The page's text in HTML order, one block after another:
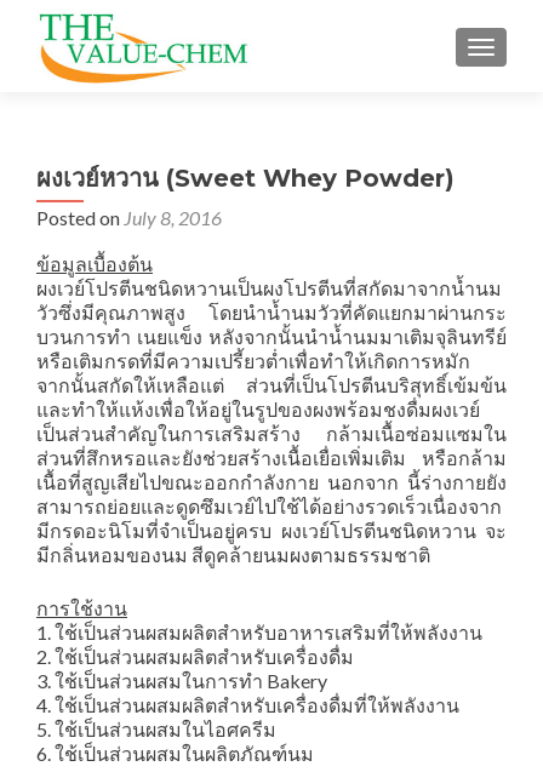
ผงเวย์หวาน (Sweet Whey Powder)
Posted on July 8, 2016
ข้อมูลเบื้องต้น
ผงเวย์โปรตีนชนิดหวานเป็นผงโปรตีนที่สกัดมาจากน้ำนม
วัวซึ่งมีคุณภาพสูง โดยนําน้ำนมวัวที่คัดแยกมาผ่านกระ
บวนการทํา เนยแข็ง หลังจากนั้นนําน้ำนมมาเติมจุลินทรีย์
หรือเติมกรดที่มีความเปรี้ยวต่ำเพื่อทําให้เกิดการหมัก
จากนั้นสกัดให้เหลือแต่ ส่วนที่เป็นโปรตีนบริสุทธิ์เข้มข้น
และทําให้แห้งเพื่อให้อยู่ในรูปของผงพร้อมชงดื่มผงเวย์
เป็นส่วนสําคัญในการเสริมสร้าง กล้ามเนื้อซ่อมแซมใน
ส่วนที่สึกหรอและยังช่วยสร้างเนื้อเยื่อเพิ่มเติม หรือกล้าม
เนื้อที่สูญเสียไปขณะออกกําลังกาย นอกจาก นี้ร่างกายยัง
สามารถย่อยและดูดซึมเวย์ไปใช้ได้อย่างรวดเร็วเนื่องจาก
มีกรดอะนิโมที่จําเป็นอยู่ครบ ผงเวย์โปรตีนชนิดหวาน จะ
มีกลิ่นหอมของนม สีดูคล้ายนมผงตามธรรมชาติ
การใช้งาน
1. ใช้เป็นส่วนผสมผลิตสําหรับอาหารเสริมที่ให้พลังงาน
2. ใช้เป็นส่วนผสมผลิตสําหรับเครื่องดื่ม
3. ใช้เป็นส่วนผสมในการทำ Bakery
4. ใช้เป็นส่วนผสมผลิตสําหรับเครื่องดื่มที่ให้พลังงาน
5. ใช้เป็นส่วนผสมในไอศครีม
6. ใช้เป็นส่วนผสมในผลิตภัณฑ์นม